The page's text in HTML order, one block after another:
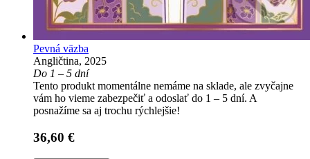
Pevná väzba
Angličtina, 2025
Do 1 – 5 dní
Tento produkt momentálne nemáme na sklade, ale zvyčajne
vám ho vieme zabezpečiť a odoslať do 1 – 5 dní. A
posnažíme sa aj trochu rýchlejšie!
36,60 €